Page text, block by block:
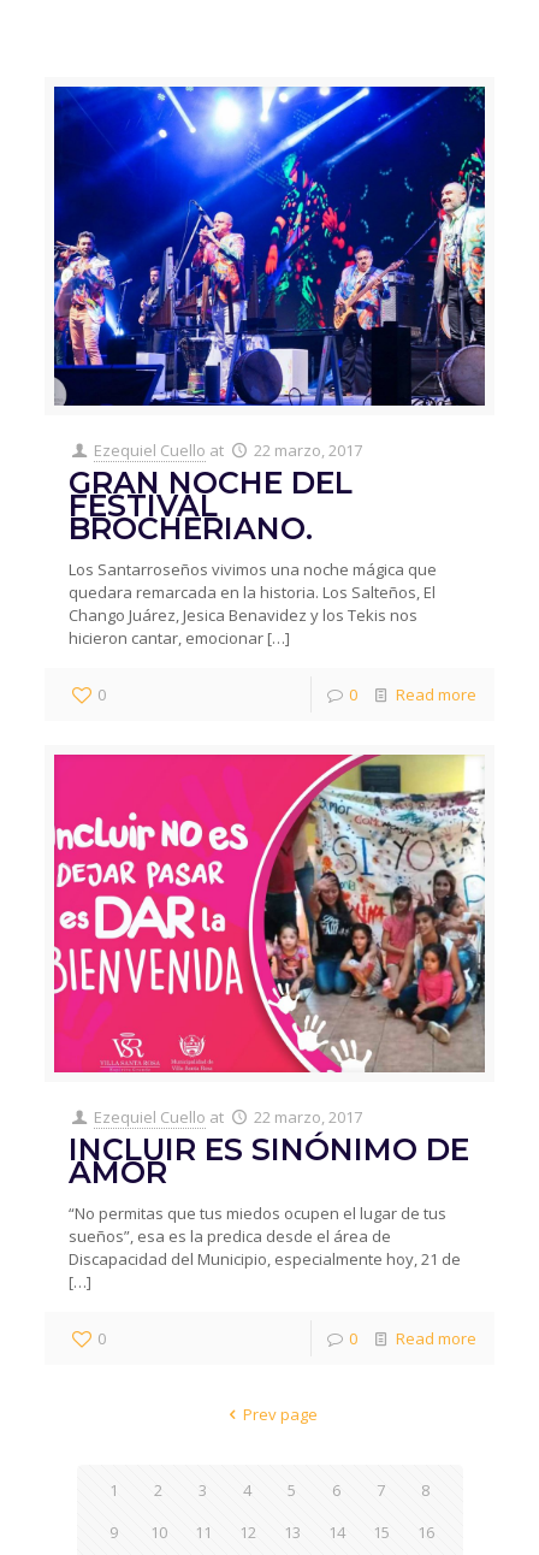
Ezequiel Cuello at 22 marzo, 2017
GRAN NOCHE DEL
FESTIVAL
BROCHERIANO.
Los Santarroseños vivimos una noche mágica que
quedara remarcada en la historia. Los Salteños, El
Chango Juárez, Jesica Benavidez y los Tekis nos
hicieron cantar, emocionar […]
0 0 Read more
Ezequiel Cuello at 22 marzo, 2017
INCLUIR ES SINÓNIMO DE
AMOR
“No permitas que tus miedos ocupen el lugar de tus
sueños”, esa es la predica desde el área de
Discapacidad del Municipio, especialmente hoy, 21 de
[…]
0 0 Read more
Prev page
1 2 3 4 5 6 7
8
9
10 11 12 13 14 15
16